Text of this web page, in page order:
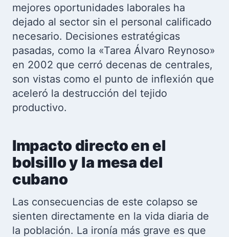
mejores oportunidades laborales ha
dejado al sector sin el personal calificado
necesario. Decisiones estratégicas
pasadas, como la «Tarea Álvaro Reynoso»
en 2002 que cerró decenas de centrales,
son vistas como el punto de inflexión que
aceleró la destrucción del tejido
productivo.
Impacto directo en el
bolsillo y la mesa del
cubano
Las consecuencias de este colapso se
sienten directamente en la vida diaria de
la población. La ironía más grave es que